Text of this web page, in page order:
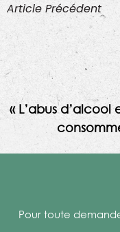
Article Précédent
« L’abus
Pour toute